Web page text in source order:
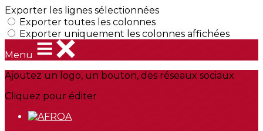
Exporter les lignes sélectionnées
Exporter toutes les colonnes
Exporter uniquement les colonnes affichées
Menu
Ajoutez un logo, un bouton, des réseaux sociaux
Cliquez pour éditer